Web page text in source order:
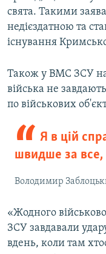
свята. Такими
недієздатною та
існування
Також у ВМС ЗСУ
війська не
по військових
Я в цій
швидше за
Володимир
«Жодного
ЗСУ завдавали
вдень, коли там